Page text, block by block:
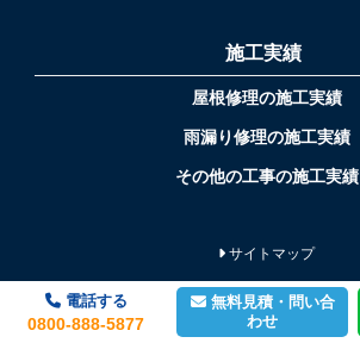
電話する
0800-888-5877
無料見積・問い合
わせ
施工実績
屋根修理の施工実績
雨漏り修理の施工実績
その他の工事の施工実績
サイトマップ
プライバシーポリシー